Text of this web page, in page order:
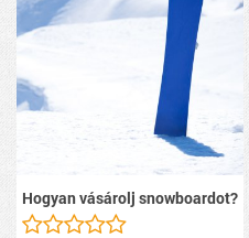
Hogyan vásárolj snowboardot?